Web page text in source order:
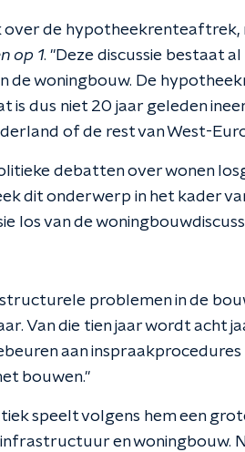
over de
op 1. "Deze discussie bestaat
de woningbouw. De
is dus niet 20 jaar geleden
of de rest van West-
debatten over wonen
dit onderwerp in het kader
los van de
problemen in de
Van die tien jaar wordt acht
aan inspraakprocedures
bouwen."
speelt volgens hem een
en woningbouw.